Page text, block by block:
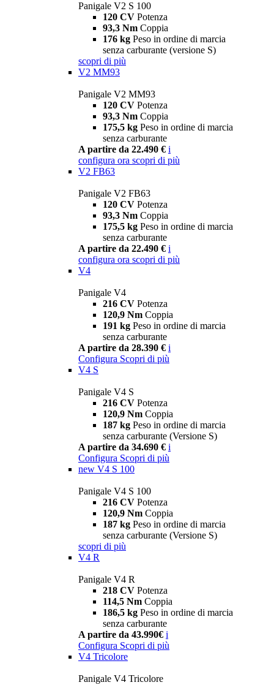
Panigale V2 S 100
120 CV Potenza
93,3 Nm Coppia
176 kg Peso in ordine di marcia
senza carburante (versione S)
scopri di più
V2 MM93
Panigale V2 MM93
120 CV Potenza
93,3 Nm Coppia
175,5 kg Peso in ordine di marcia
senza carburante
A partire da 22.490 € i
configura ora scopri di più
V2 FB63
Panigale V2 FB63
120 CV Potenza
93,3 Nm Coppia
175,5 kg Peso in ordine di marcia
senza carburante
A partire da 22.490 € i
configura ora scopri di più
V4
Panigale V4
216 CV Potenza
120,9 Nm Coppia
191 kg Peso in ordine di marcia
senza carburante
A partire da 28.390 € i
Configura Scopri di più
V4 S
Panigale V4 S
216 CV Potenza
120,9 Nm Coppia
187 kg Peso in ordine di marcia
senza carburante (Versione S)
A partire da 34.690 € i
Configura Scopri di più
new V4 S 100
Panigale V4 S 100
216 CV Potenza
120,9 Nm Coppia
187 kg Peso in ordine di marcia
senza carburante (Versione S)
scopri di più
V4 R
Panigale V4 R
218 CV Potenza
114,5 Nm Coppia
186,5 kg Peso in ordine di marcia
senza carburante
A partire da 43.990€ i
Configura Scopri di più
V4 Tricolore
Panigale V4 Tricolore